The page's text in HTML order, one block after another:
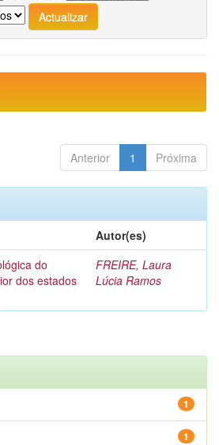
Anterior 1 Próxima
Autor(es)
do
dos estados
FREIRE, Laura
Lúcia Ramos
1
1